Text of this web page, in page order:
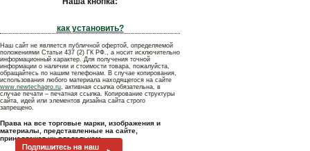
как установить?
Наш сайт не является публичной офертой, определяемой
положениями Статьи 437 (2) ГК РФ., а носит исключительно
информационный характер. Для получения точной
информации о наличии и стоимости товара, пожалуйста,
обращайтесь по нашим телефонам. В случае копирования,
использования любого материала находящегося на сайте
www.newtechagro.ru, активная ссылка обязательна, в
случае печати – печатная ссылка. Копирование структуры
сайта, идей или элементов дизайна сайта строго
запрещено.
Права на все торговые марки, изображения и
материалы, представленные на сайте,
принадлежат их владельцам.